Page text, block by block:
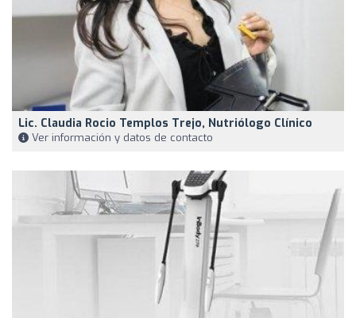
Lic. Claudia Rocio Templos Trejo, Nutriólogo Clínico
Ver información y datos de contacto